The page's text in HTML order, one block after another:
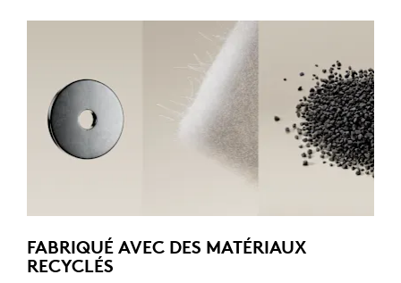
FABRIQUÉ AVEC DES MATÉRIAUX
RECYCLÉS